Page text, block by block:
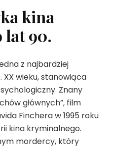
kina
90.
z najbardziej
wieku, stanowiąca
Znany
głównych”, film
Finchera w 1995 roku
kina kryminalnego.
mordercy, który